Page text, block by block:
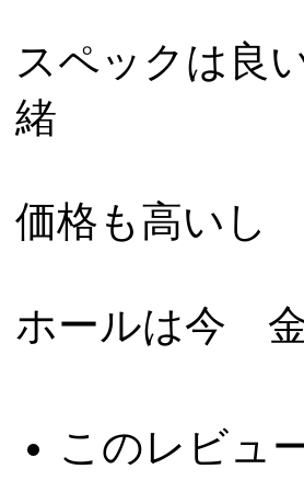
スペックは良
緒
価格も高いし
ホールは今
このレビュ